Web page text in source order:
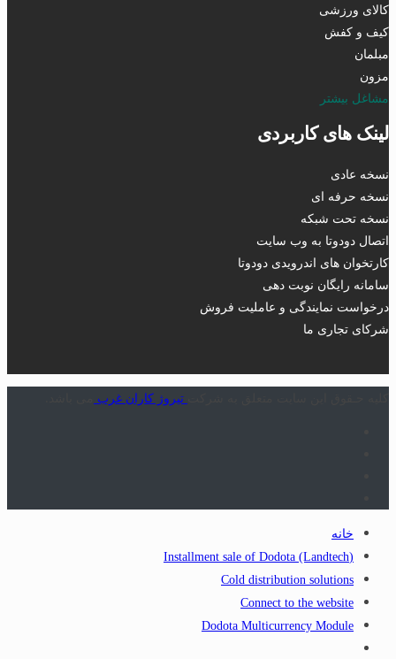
کالای ورزشی
کیف و کفش
مبلمان
مزون
مشاغل بیشتر
لینک های کاربردی
نسخه عادی
نسخه حرفه ای
نسخه تحت شبکه
اتصال دودوتا به وب سایت
کارتخوان های اندرویدی دودوتا
سامانه رایگان نوبت دهی
درخواست نمایندگی و عاملیت فروش
شرکای تجاری ما
تیروژ کاران غرب
خانه
(Installment sale of Dodota (Landtech
Cold distribution solutions
Connect to the website
Dodota Multicurrency Module